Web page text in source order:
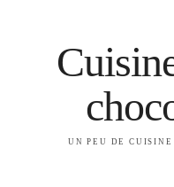
UN PEU DE